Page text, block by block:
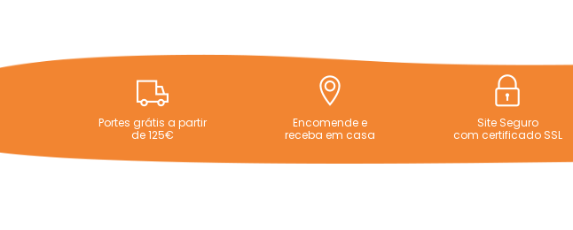
Portes grátis a partir
de 125€
Encomende e
receba em casa
Site Seguro
com certificado SSL